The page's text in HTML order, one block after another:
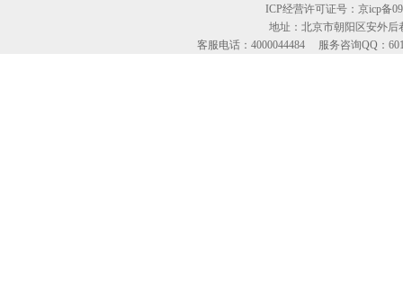
ICP经营许可证号：京icp备
地址：北京市朝阳区安外后
客服电话：4000044484 服务咨询QQ：